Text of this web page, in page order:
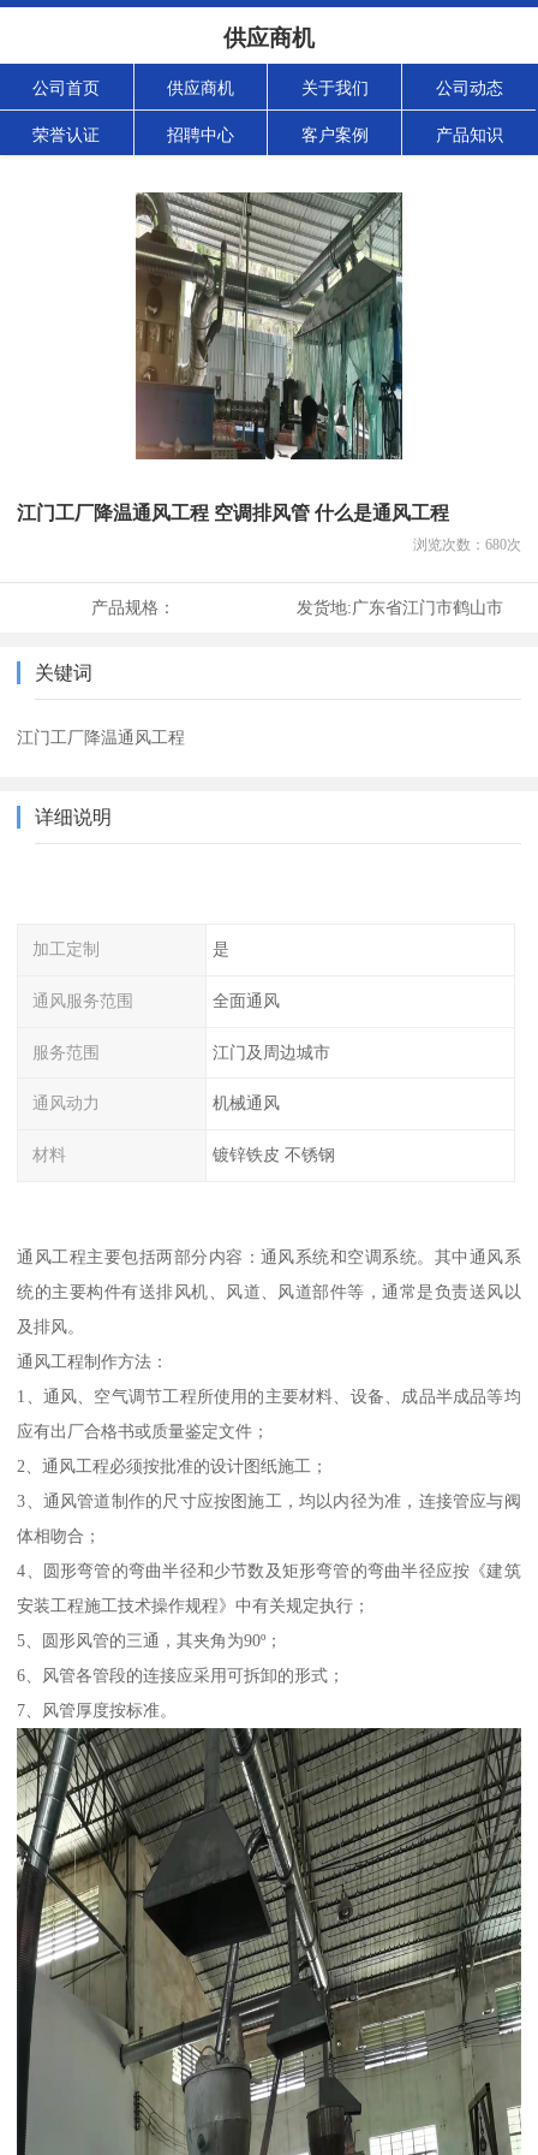
供应商机
公司首页 供应商机 关于我们 公司动态
荣誉认证 招聘中心 客户案例 产品知识
江门工厂降温通风工程 空调排风管 什么是通风工程
浏览次数： 680次
产品规格： 发货地:广东省江门市鹤山市
关键词
江门工厂降温通风工程
详细说明
加工定制 是
通风服务范围 全面通风
服务范围 江门及周边城市
通风动力 机械通风
材料 镀锌铁皮 不锈钢
通风工程主要包括两部分内容：通风系统和空调系统。其中通风系
统的主要构件有送排风机、风道、风道部件等，通常是负责送风以
及排风。
通风工程制作方法：
1、通风、空气调节工程所使用的主要材料、设备、成品半成品等均
应有出厂合格书或质量鉴定文件；
2、通风工程必须按批准的设计图纸施工；
3、通风管道制作的尺寸应按图施工，均以内径为准，连接管应与阀
体相吻合；
4、圆形弯管的弯曲半径和少节数及矩形弯管的弯曲半径应按《建筑
安装工程施工技术操作规程》中有关规定执行；
5、圆形风管的三通，其夹角为90º；
6、风管各管段的连接应采用可拆卸的形式；
7、风管厚度按标准。